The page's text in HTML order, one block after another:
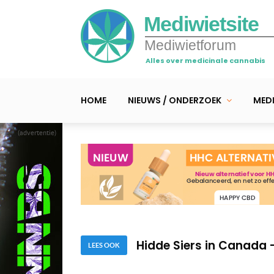
(advertentie)
Mediwietsite
Mediwietforum
Alles over medicinale cannabis
HOME NIEUWS / ONDERZOEK
LEES OOK
Hidde Siers in
Hidde Siers in
Hidde Siers in Canada